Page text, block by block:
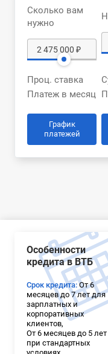
Сколько вам
нужно
Проц. ставка
Платеж в месяц
График
платежей
Особенности
кредита в ВТБ
Срок кредита:От 6
месяцев до 7 лет для
зарплатных и
корпоративных
клиентов,
От 6 месяцев до 5 лет
при стандартных